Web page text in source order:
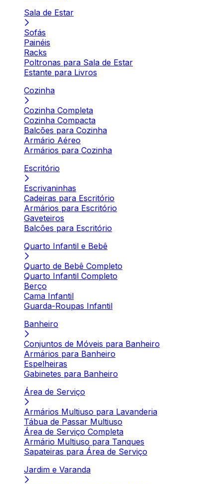
Sala de Estar
Sofás
Painéis
Racks
Poltronas para Sala de Estar
Estante para Livros
Cozinha
Cozinha Completa
Cozinha Compacta
Balcões para Cozinha
Armário Aéreo
Armários para Cozinha
Escritório
Escrivaninhas
Cadeiras para Escritório
Armários para Escritório
Gaveteiros
Balcões para Escritório
Quarto Infantil e Bebê
Quarto de Bebê Completo
Quarto Infantil Completo
Berço
Cama Infantil
Guarda-Roupas Infantil
Banheiro
Conjuntos de Móveis para Banheiro
Armários para Banheiro
Espelheiras
Gabinetes para Banheiro
Área de Serviço
Armários Multiuso para Lavanderia
Tábua de Passar Multiuso
Área de Serviço Completa
Armário Multiuso para Tanques
Sapateiras para Área de Serviço
Jardim e Varanda